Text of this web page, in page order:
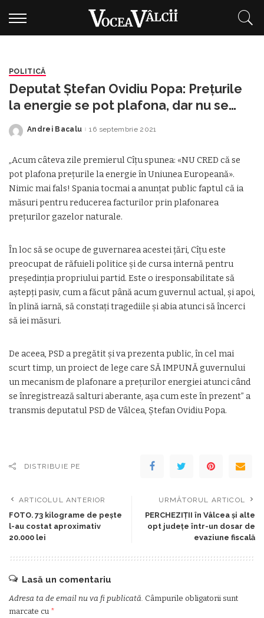
POLITICĂ
Deputat Ștefan Ovidiu Popa: Prețurile
la energie se pot plafona, dar nu se
vrea!
Posted
Andrei Bacalu 16 septembrie 2021
„Acum câteva zile premierul Cîțu spunea: «NU CRED că se
pot plafona prețurile la energie în Uniunea Europeană».
Nimic mai fals! Spania tocmai a anunțat public faptul că ia
măsuri pentru reducerea facturilor prin plafonarea
prețurilor gazelor naturale.
În loc să se ocupe de guvernarea acestei țări, Cîțu este
preocupat de răfuieli politice și de cursa internă pentru
președinția propriului partid. Este o iresponsabilitate să
aștepți pasiv, cum a făcut până acum guvernul actual, și apoi,
în plină iarnă, să constați tragediile și abia atunci să încerci
să iei măsuri.
De aceea, PSD a pregătit și va prezenta public, în cel mai
scurt timp, un proiect de lege care SĂ IMPUNĂ guvernului
un mecanism de plafonare a prețurilor energiei atunci când
se înregistrează salturi aberante, așa cum este în prezent” a
transmis deputatul PSD de Vâlcea, Ștefan Ovidiu Popa.
DISTRIBUIE PE
ARTICOLUL ANTERIOR
FOTO. 73 kilograme de pește
l-au costat aproximativ
20.000 lei
URMĂTORUL ARTICOL
PERCHEZIȚII în Vâlcea și alte
opt județe într-un dosar de
evaziune fiscală
Lasă un comentariu
Adresa ta de email nu va fi publicată. Câmpurile obligatorii sunt
marcate cu *